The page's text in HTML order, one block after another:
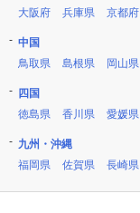
大阪府
兵庫県 京都府
中国
鳥取県
島根県 岡山県
四国
徳島県
香川県 愛媛県
九州・沖縄
福岡県
佐賀県 長崎県